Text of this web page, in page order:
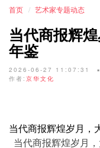
首页 艺术家专题动态
当代商报辉
年鉴
2026-06-27 11:07:31
作者: 京华文化
当代商报辉煌岁月，
当代商报辉煌岁月